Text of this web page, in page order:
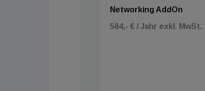
Networking AddOn
584,- € / Jahr exkl. MwSt.